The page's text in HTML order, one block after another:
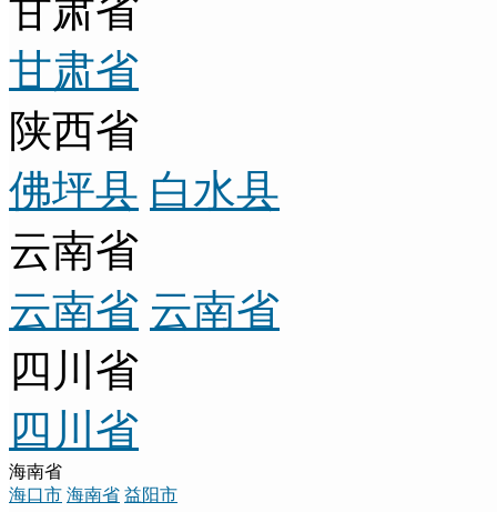
甘肃省
甘肃省
陕西省
佛坪县 白水县
云南省
云南省 云南省
四川省
四川省
海南省
海口市 海南省 益阳市